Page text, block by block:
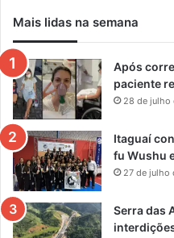
Mais lidas na semana
Após
paciente
28 de julho
Itaguaí
fu Wushu
27 de julho
Serra das